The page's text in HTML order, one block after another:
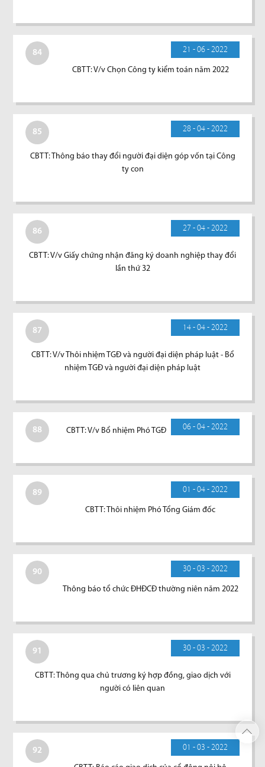
84 21 - 06 - 2022
CBTT: V/v Chọn Công ty kiểm toán năm 2022
85 28 - 04 - 2022
CBTT: Thông báo thay đổi người đại diện góp vốn tại Công
ty con
86 27 - 04 - 2022
CBTT: V/v Giấy chứng nhận đăng ký doanh nghiệp thay đổi
lần thứ 32
87 14 - 04 - 2022
CBTT: V/v Thôi nhiệm TGĐ và người đại diện pháp luật - Bổ
nhiệm TGĐ và người đại diện pháp luật
88 06 - 04 - 2022
CBTT: V/v Bổ nhiệm Phó TGĐ
89 01 - 04 - 2022
CBTT: Thôi nhiệm Phó Tổng Giám đốc
90 30 - 03 - 2022
Thông báo tổ chức ĐHĐCĐ thường niên năm 2022
91 30 - 03 - 2022
CBTT: Thông qua chủ trương ký hợp đồng, giao dịch với
người có liên quan
92 01 - 03 - 2022